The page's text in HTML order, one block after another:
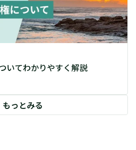
いてわかりやすく解説
もっとみる